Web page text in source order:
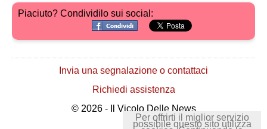
Piaciuto? Condividilo sui social:
Invia una segnalazione o contattaci
Richiedi assistenza
© 2026 - Il Vicolo Delle News
Per offrirti il miglior servizio
possibile questo sito utilizza